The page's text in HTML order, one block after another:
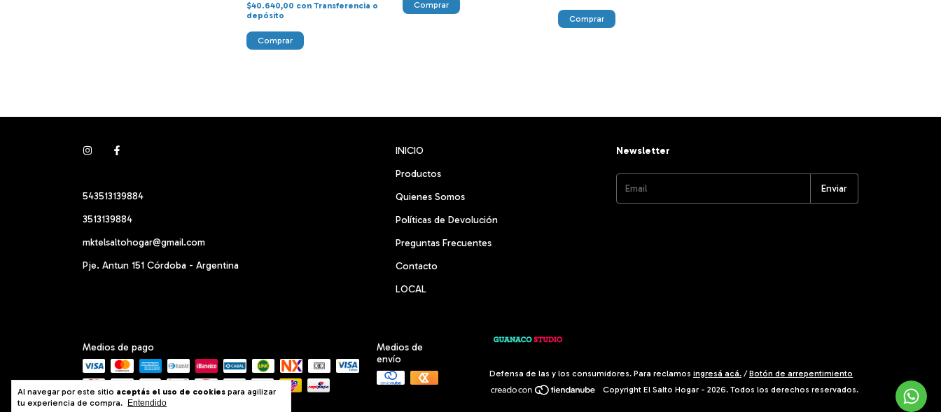
Al navegar por este sitio aceptás el uso de cookies para agilizar
tu experiencia de compra.
Entendido
$40.640,00 con Transferencia o
depósito
Comprar
Comprar
543513139884
3513139884
mktelsaltohogar@gmail.com
Pje. Antun 151 Córdoba - Argentina
INICIO
Productos
Quienes Somos
Políticas de Devolución
Preguntas Frecuentes
Contacto
LOCAL
Newsletter
Medios de pago
Medios de
envío
Defensa de las y los consumidores. Para reclamos ingresá acá. / Botón de arrepentimiento
Copyright El Salto Hogar - 2026. Todos los derechos reservados.